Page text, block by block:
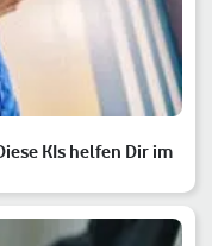
KIs helfen Dir im